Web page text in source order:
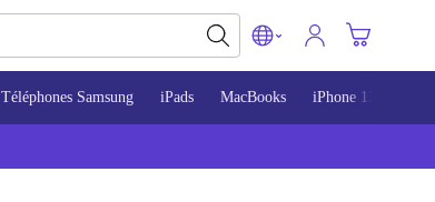
Téléphones Samsung iPads MacBooks iPhone 13